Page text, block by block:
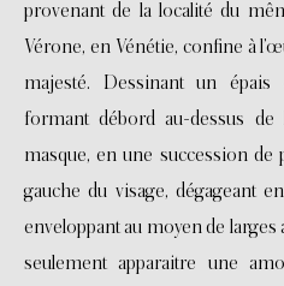
provenant de la localité du
Vérone, en Vénétie, confine à
majesté. Dessinant un épais
formant débord au-dessus
masque, en une succession de
gauche du visage, dégageant
enveloppant au moyen de larges
seulement apparaitre une